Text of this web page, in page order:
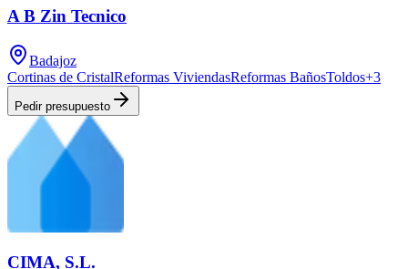
A B Zin Tecnico
Badajoz
Cortinas de CristalReformas ViviendasReformas BañosToldos+3
Pedir presupuesto
CIMA, S.L.